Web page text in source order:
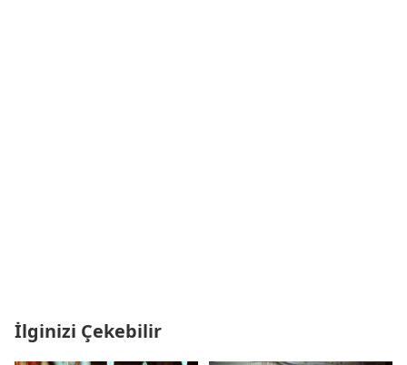
İlginizi Çekebilir